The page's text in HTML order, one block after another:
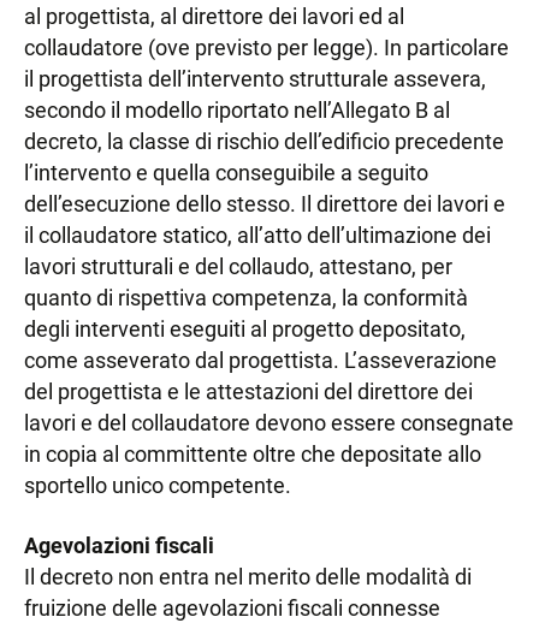
al progettista, al direttore dei lavori ed al
collaudatore (ove previsto per legge). In particolare
il progettista dell’intervento strutturale assevera,
secondo il modello riportato nell’Allegato B al
decreto, la classe di rischio dell’edificio precedente
l’intervento e quella conseguibile a seguito
dell’esecuzione dello stesso. Il direttore dei lavori e
il collaudatore statico, all’atto dell’ultimazione dei
lavori strutturali e del collaudo, attestano, per
quanto di rispettiva competenza, la conformità
degli interventi eseguiti al progetto depositato,
come asseverato dal progettista. L’asseverazione
del progettista e le attestazioni del direttore dei
lavori e del collaudatore devono essere consegnate
in copia al committente oltre che depositate allo
sportello unico competente.
Agevolazioni fiscali
Il decreto non entra nel merito delle modalità di
fruizione delle agevolazioni fiscali connesse